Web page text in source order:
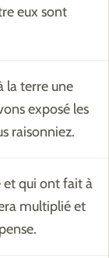
eux sont
la terre une
exposé les
raisonniez.
et qui ont fait à
multiplié et